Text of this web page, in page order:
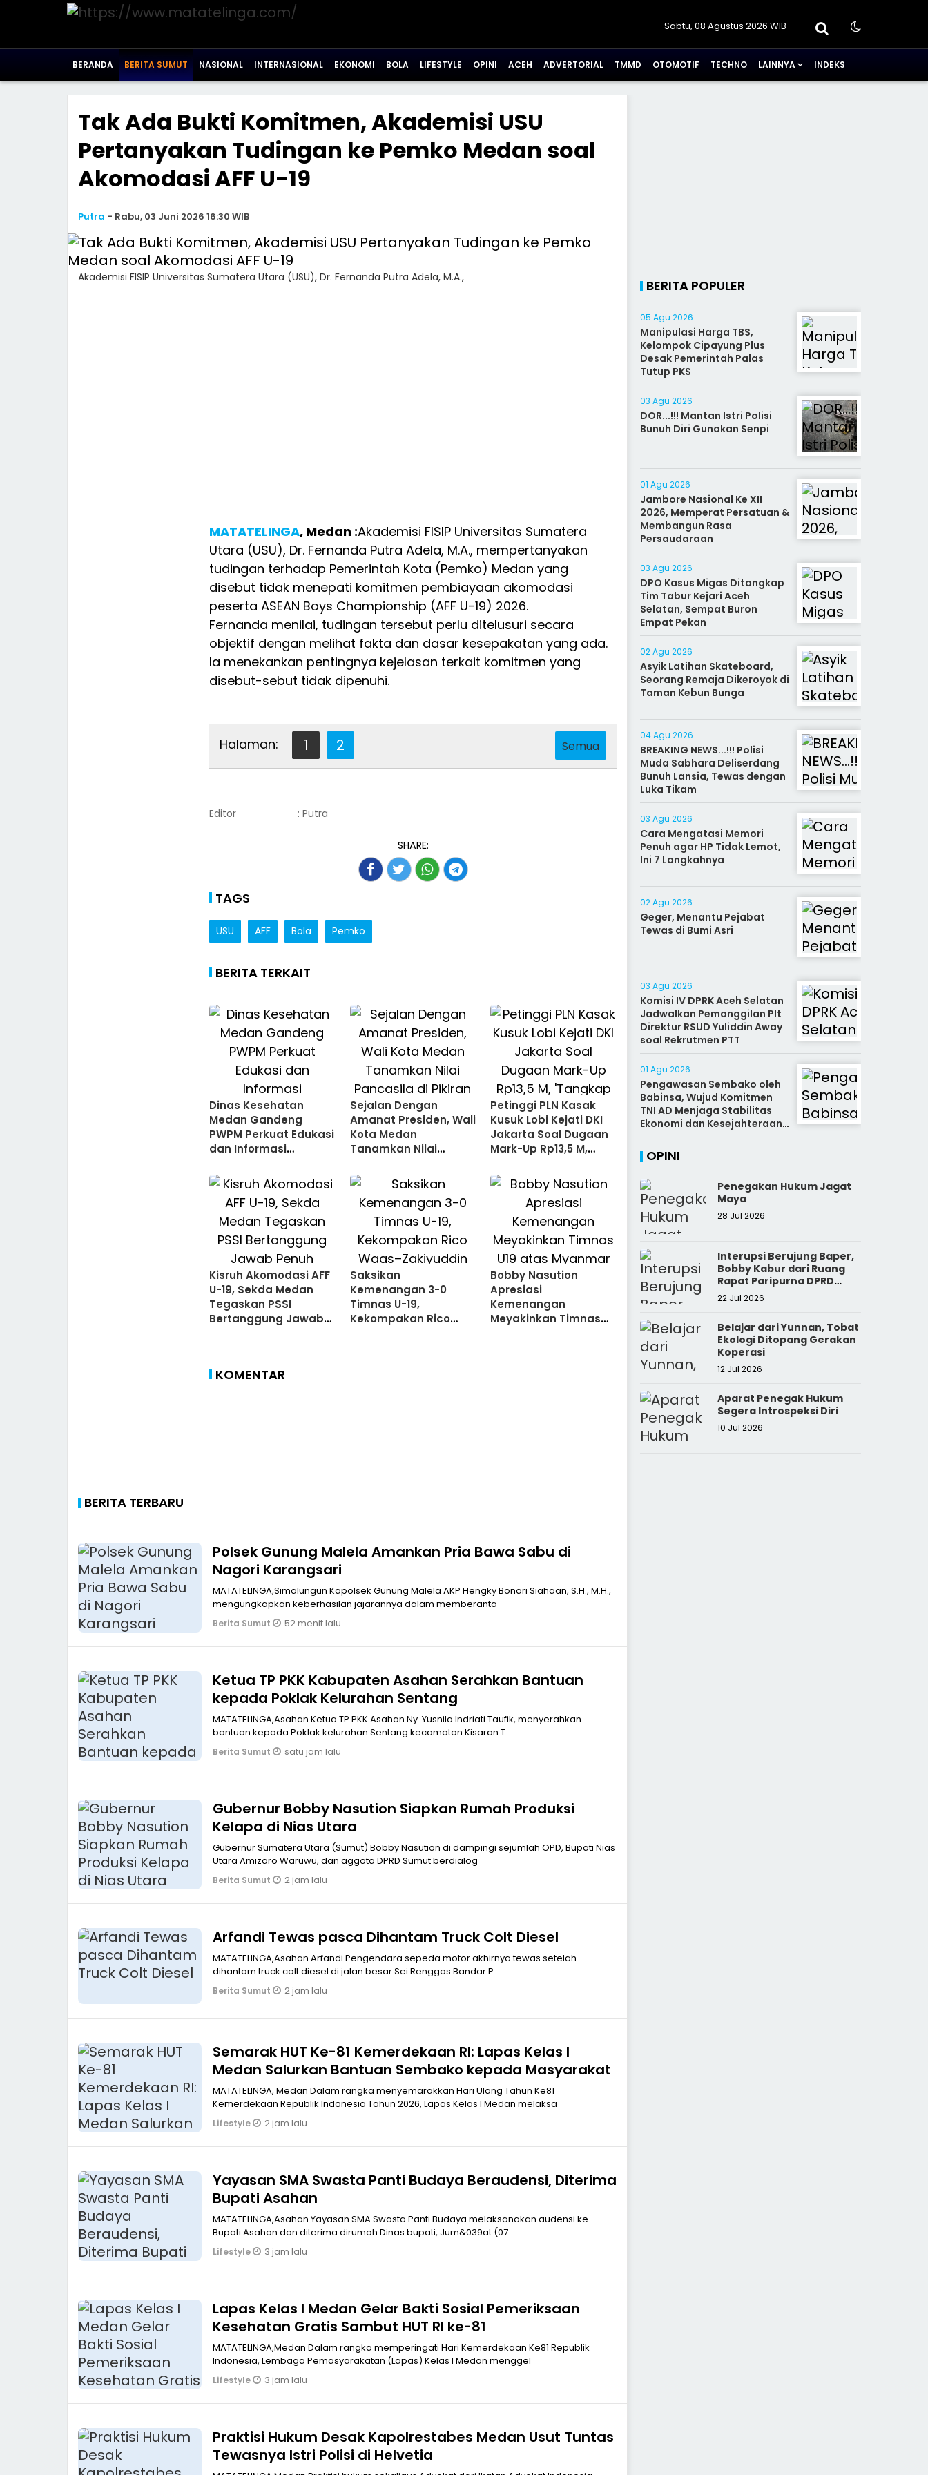
Sabtu, 08 Agustus 2026 WIB
BERANDA BERITA SUMUT NASIONAL INTERNASIONAL EKONOMI BOLA LIFESTYLE OPINI ACEH ADVERTORIAL TMMD OTOMOTIF TECHNO LAINNYA INDEKS
Tak Ada Bukti Komitmen, Akademisi USU
Pertanyakan Tudingan ke Pemko Medan soal
Akomodasi AFF U-19
Putra - Rabu, 03 Juni 2026 16:30 WIB
Akademisi FISIP Universitas Sumatera Utara (USU), Dr. Fernanda Putra Adela, M.A.,
MATATELINGA, Medan :Akademisi FISIP Universitas Sumatera
Utara (USU), Dr. Fernanda Putra Adela, M.A., mempertanyakan
tudingan terhadap Pemerintah Kota (Pemko) Medan yang
disebut tidak menepati komitmen pembiayaan akomodasi
peserta ASEAN Boys Championship (AFF U-19) 2026.
Fernanda menilai, tudingan tersebut perlu ditelusuri secara
objektif dengan melihat fakta dan dasar kesepakatan yang ada.
Ia menekankan pentingnya kejelasan terkait komitmen yang
disebut-sebut tidak dipenuhi.
Halaman: 1 2 Semua
Editor : Putra
SHARE:
TAGS
USU AFF Bola Pemko
BERITA TERKAIT
Dinas Kesehatan
Medan Gandeng
PWPM Perkuat Edukasi
dan Informasi
Sejalan Dengan
Amanat Presiden, Wali
Kota Medan
Tanamkan Nilai
dan Pekerjaan
Petinggi PLN Kasak
Kusuk Lobi Kejati DKI
Jakarta Soal Dugaan
Mark-Up Rp13,5 M,
dan Kroninya
Kisruh Akomodasi AFF
U-19, Sekda Medan
Tegaskan PSSI
Bertanggung Jawab
Saksikan
Kemenangan 3-0
Timnas U-19,
Kekompakan Rico
Bobby Nasution
Apresiasi
Kemenangan
Meyakinkan Timnas
KOMENTAR
BERITA TERBARU
Polsek Gunung Malela Amankan Pria Bawa Sabu di
Nagori Karangsari
MATATELINGA,Simalungun Kapolsek Gunung Malela AKP Hengky Bonari Siahaan, S.H., M.H.,
mengungkapkan keberhasilan jajarannya dalam memberanta
Berita Sumut 52 menit lalu
Ketua TP PKK Kabupaten Asahan Serahkan Bantuan
kepada Poklak Kelurahan Sentang
MATATELINGA,Asahan Ketua TP.PKK Asahan Ny. Yusnila Indriati Taufik, menyerahkan
bantuan kepada Poklak kelurahan Sentang kecamatan Kisaran T
Berita Sumut satu jam lalu
Gubernur Bobby Nasution Siapkan Rumah Produksi
Kelapa di Nias Utara
Gubernur Sumatera Utara (Sumut) Bobby Nasution di dampingi sejumlah OPD, Bupati Nias
Utara Amizaro Waruwu, dan aggota DPRD Sumut berdialog
Berita Sumut 2 jam lalu
Arfandi Tewas pasca Dihantam Truck Colt Diesel
MATATELINGA,Asahan Arfandi Pengendara sepeda motor akhirnya tewas setelah
dihantam truck colt diesel di jalan besar Sei Renggas Bandar P
Berita Sumut 2 jam lalu
Semarak HUT Ke-81 Kemerdekaan RI: Lapas Kelas I
Medan Salurkan Bantuan Sembako kepada Masyarakat
MATATELINGA, Medan Dalam rangka menyemarakkan Hari Ulang Tahun Ke81
Kemerdekaan Republik Indonesia Tahun 2026, Lapas Kelas I Medan melaksa
Lifestyle 2 jam lalu
Yayasan SMA Swasta Panti Budaya Beraudensi, Diterima
Bupati Asahan
MATATELINGA,Asahan Yayasan SMA Swasta Panti Budaya melaksanakan audensi ke
Bupati Asahan dan diterima dirumah Dinas bupati, Jum&039at (07
Lifestyle 3 jam lalu
Lapas Kelas I Medan Gelar Bakti Sosial Pemeriksaan
Kesehatan Gratis Sambut HUT RI ke-81
MATATELINGA,Medan Dalam rangka memperingati Hari Kemerdekaan Ke81 Republik
Indonesia, Lembaga Pemasyarakatan (Lapas) Kelas I Medan menggel
Lifestyle 3 jam lalu
Praktisi Hukum Desak Kapolrestabes Medan Usut Tuntas
Tewasnya Istri Polisi di Helvetia
BERITA POPULER
05 Agu 2026
Manipulasi Harga TBS,
Kelompok Cipayung Plus
Desak Pemerintah Palas
Tutup PKS
03 Agu 2026
DOR...!!! Mantan Istri Polisi
Bunuh Diri Gunakan Senpi
01 Agu 2026
Jambore Nasional Ke XII
2026, Memperat Persatuan &
Membangun Rasa
Persaudaraan
03 Agu 2026
DPO Kasus Migas Ditangkap
Tim Tabur Kejari Aceh
Selatan, Sempat Buron
Empat Pekan
02 Agu 2026
Asyik Latihan Skateboard,
Seorang Remaja Dikeroyok di
Taman Kebun Bunga
04 Agu 2026
BREAKING NEWS...!!! Polisi
Muda Sabhara Deliserdang
Bunuh Lansia, Tewas dengan
Luka Tikam
03 Agu 2026
Cara Mengatasi Memori
Penuh agar HP Tidak Lemot,
Ini 7 Langkahnya
02 Agu 2026
Geger, Menantu Pejabat
Tewas di Bumi Asri
03 Agu 2026
Komisi IV DPRK Aceh Selatan
Jadwalkan Pemanggilan Plt
Direktur RSUD Yuliddin Away
soal Rekrutmen PTT
01 Agu 2026
Pengawasan Sembako oleh
Babinsa, Wujud Komitmen
TNI AD Menjaga Stabilitas
Ekonomi dan Kesejahteraan
Rakyat
OPINI
Penegakan Hukum Jagat
Maya
28 Jul 2026
Interupsi Berujung Baper,
Bobby Kabur dari Ruang
Rapat Paripurna DPRD
Sumut
22 Jul 2026
Belajar dari Yunnan, Tobat
Ekologi Ditopang Gerakan
Koperasi
12 Jul 2026
Aparat Penegak Hukum
Segera Introspeksi Diri
10 Jul 2026